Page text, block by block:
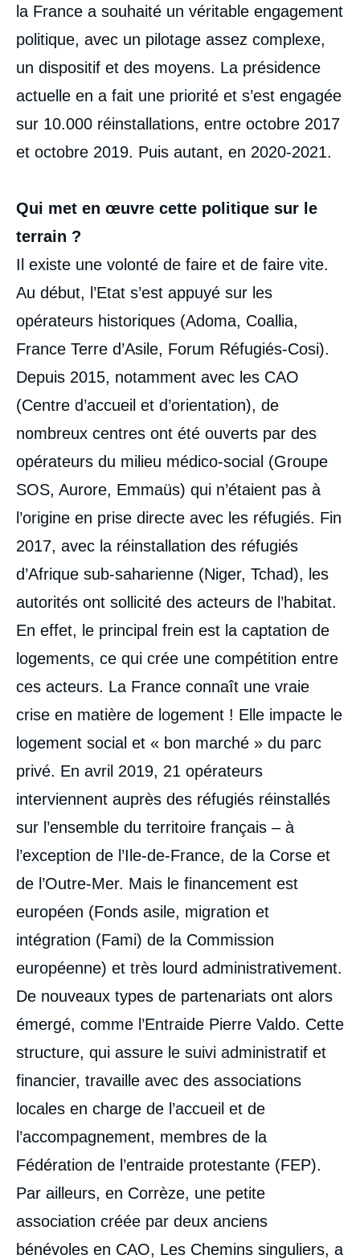
la France a souhaité un véritable engagement
politique, avec un pilotage assez complexe,
un dispositif et des moyens. La présidence
actuelle en a fait une priorité et s’est engagée
sur 10.000 réinstallations, entre octobre 2017
et octobre 2019. Puis autant, en 2020-2021.
Qui met en œuvre cette politique sur le
terrain ?
Il existe une volonté de faire et de faire vite.
Au début, l’Etat s’est appuyé sur les
opérateurs historiques (Adoma, Coallia,
France Terre d’Asile, Forum Réfugiés-Cosi).
Depuis 2015, notamment avec les CAO
(Centre d’accueil et d’orientation), de
nombreux centres ont été ouverts par des
opérateurs du milieu médico-social (Groupe
SOS, Aurore, Emmaüs) qui n’étaient pas à
l’origine en prise directe avec les réfugiés. Fin
2017, avec la réinstallation des réfugiés
d’Afrique sub-saharienne (Niger, Tchad), les
autorités ont sollicité des acteurs de l’habitat.
En effet, le principal frein est la captation de
logements, ce qui crée une compétition entre
ces acteurs. La France connaît une vraie
crise en matière de logement ! Elle impacte le
logement social et « bon marché » du parc
privé. En avril 2019, 21 opérateurs
interviennent auprès des réfugiés réinstallés
sur l’ensemble du territoire français – à
l’exception de l’Ile-de-France, de la Corse et
de l’Outre-Mer. Mais le financement est
européen (Fonds asile, migration et
intégration (Fami) de la Commission
européenne) et très lourd administrativement.
De nouveaux types de partenariats ont alors
émergé, comme l’Entraide Pierre Valdo. Cette
structure, qui assure le suivi administratif et
financier, travaille avec des associations
locales en charge de l’accueil et de
l’accompagnement, membres de la
Fédération de l’entraide protestante (FEP).
Par ailleurs, en Corrèze, une petite
association créée par deux anciens
bénévoles en CAO, Les Chemins singuliers, a